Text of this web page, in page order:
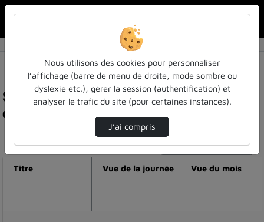
Statistiques de visualisation de la vidéo Pépites
des bu - épisode 5
Modifier la période de visualisation
Titre Vue de la journée Vue du mois
Nous utilisons des cookies pour personnaliser
l’affichage (barre de menu de droite, mode sombre ou
dyslexie etc.), gérer la session (authentification) et
analyser le trafic du site (pour certaines instances).
J’ai compris